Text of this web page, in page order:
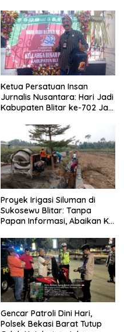
Ketua Persatuan Insan
Jurnalis Nusantara: Hari Jadi
Kabupaten Blitar ke-702 Jadi
Pembangunan
Proyek Irigasi Siluman di
Sukosewu Blitar: Tanpa
Papan Informasi, Abaikan K3,
Tanggung Jawab
Gencar Patroli Dini Hari,
Polsek Bekasi Barat Tutup